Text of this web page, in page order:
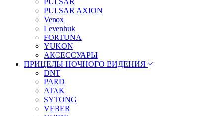
PULSAR
PULSAR AXION
Venox
Levenhuk
FORTUNA
YUKON
АКСЕССУАРЫ
ПРИЦЕЛЫ НОЧНОГО ВИДЕНИЯ
DNT
PARD
ATAK
SYTONG
VEBER